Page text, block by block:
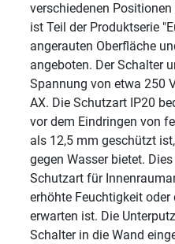
verschiedenen
ist Teil der Produktserie
angerauten Oberfläche
angeboten. Der Schalter
Spannung von etwa 250
AX. Die Schutzart IP20
vor dem Eindringen von
als 12,5 mm geschützt
gegen Wasser bietet.
Schutzart für
erhöhte Feuchtigkeit
erwarten ist. Die
Schalter in die Wand